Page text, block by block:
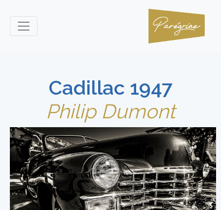
Cadillac 1947
Philip Dumont